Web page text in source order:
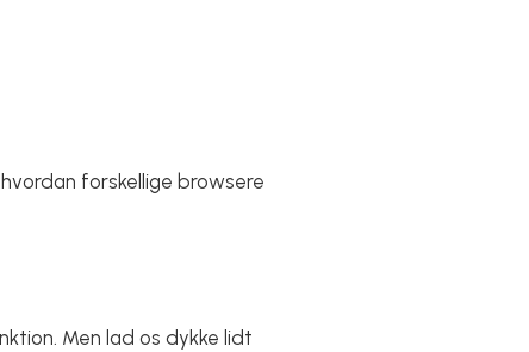
forskellige browsere
Men lad os dykke lidt